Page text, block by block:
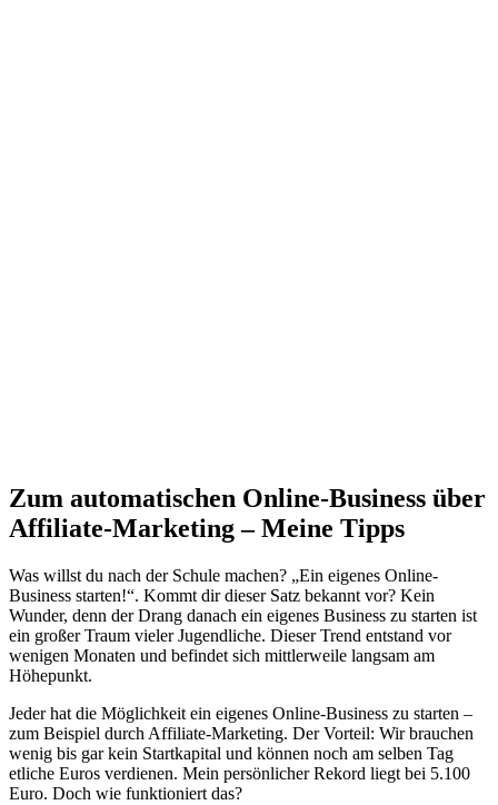
Zum automatischen Online-Business über
Affiliate-Marketing – Meine Tipps
Was willst du nach der Schule machen? „Ein eigenes Online-
Business starten!“. Kommt dir dieser Satz bekannt vor? Kein
Wunder, denn der Drang danach ein eigenes Business zu starten ist
ein großer Traum vieler Jugendliche. Dieser Trend entstand vor
wenigen Monaten und befindet sich mittlerweile langsam am
Höhepunkt.
Jeder hat die Möglichkeit ein eigenes Online-Business zu starten –
zum Beispiel durch Affiliate-Marketing. Der Vorteil: Wir brauchen
wenig bis gar kein Startkapital und können noch am selben Tag
etliche Euros verdienen. Mein persönlicher Rekord liegt bei 5.100
Euro. Doch wie funktioniert das?